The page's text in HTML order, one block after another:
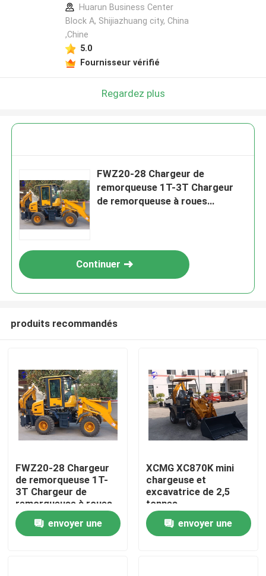
Aperçu
Produits
Huarun Business Center
Block A, Shijiazhuang city, China
,Chine
5.0
Fournisseur vérifié
Regardez plus
FWZ20-28 Chargeur de
remorqueuse 1T-3T Chargeur
de remorqueuse à roues
Continuer
produits recommandés
FWZ20-28 Chargeur
de remorqueuse 1T-
3T Chargeur de
remorqueuse à roues
Machines de
constructionenvoyer une
XCMG XC870K mini
chargeuse et
excavatrice de 2,5
tonnes
envoyer une